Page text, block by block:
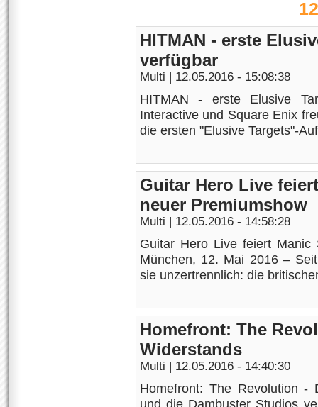
HITMAN - erste
verfügbar
Multi | 12.05.2016 - 15:08:38
HITMAN - erste Elusive
Interactive und Square Enix
die ersten "Elusive Targets"-
Guitar Hero Live
neuer Premiumshow
Multi | 12.05.2016 - 14:58:28
Guitar Hero Live feiert Manic
München, 12. Mai 2016 –
sie unzertrennlich: die
Homefront: The
Widerstands
Multi | 12.05.2016 - 14:40:30
Homefront: The Revolution -
und die Dambuster Studios